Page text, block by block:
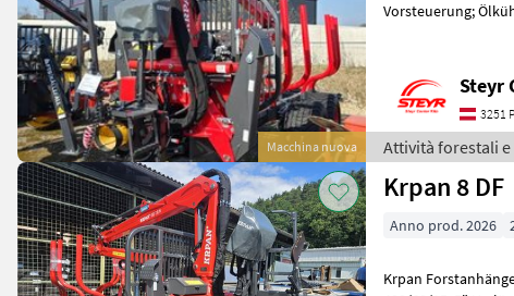
Macchina nuova
Vorsteuerung; Ölkühler , Holzgreifer GR 150 ,
Steyr
3251
Attività forestali
Krpan 8 DF
Anno prod. 2026
Krpan Forstanhänger